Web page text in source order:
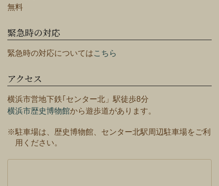
無料
緊急時の対応
緊急時の対応についてはこちら
アクセス
横浜市営地下鉄｢センター北」駅徒歩8分
横浜市歴史博物館から遊歩道があります。
※駐車場は、歴史博物館、センター北駅周辺駐車場をご利
用ください。